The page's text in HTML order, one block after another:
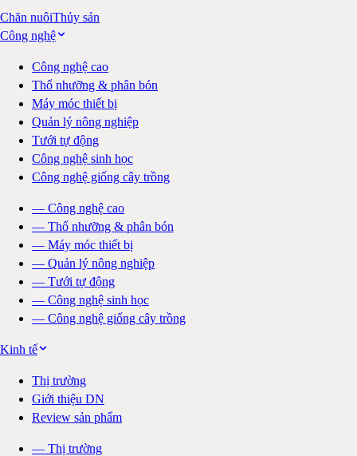
Chăn nuôiThủy sản
Công nghệ
Công nghệ cao
Thổ nhưỡng & phân bón
Máy móc thiết bị
Quản lý nông nghiệp
Tưới tự động
Công nghệ sinh học
Công nghệ giống cây trồng
— Công nghệ cao
— Thổ nhưỡng & phân bón
— Máy móc thiết bị
— Quản lý nông nghiệp
— Tưới tự động
— Công nghệ sinh học
— Công nghệ giống cây trồng
Kinh tế
Thị trường
Giới thiệu DN
Review sản phẩm
— Thị trường